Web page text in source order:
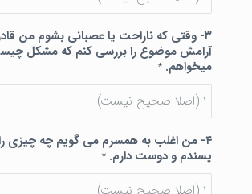
۳- وقتی که ناراحت یا عصبانی بشوم من
آرامش موضوع را بررسی کنم که مشکل
میخواهم. *
۴- من اغلب به همسرم می گویم چه چیزی را
پسندم و دوست دارم. *